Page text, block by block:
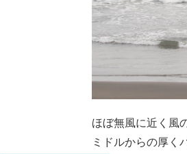
ほぼ無風に近く風
ミドルからの厚く